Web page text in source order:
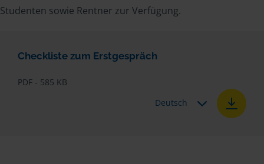
Studenten sowie Rentner zur Verfügung.
Checkliste zum Erstgespräch
PDF - 585 KB
Deutsch